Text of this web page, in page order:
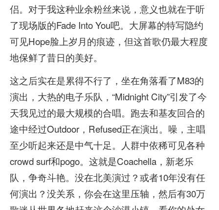
侣。对于我这种业余粉丝来说，意义也就在于听
了现场版的Fade Into You吧。大屏幕的特写隐约
可见Hope脸上岁月的痕迹，但这首歌仍最大程度
地保鲜了昔日的美好。
这之后实在是累得不行了，坐在角落看了M83的
演出，大热的电子乐队，“Midnight City”引发了今
天我见过的最大规模的合唱。跑去和基友回合的
途中经过Outdoor，Refused正在演出。噪，主唱
至少听起来还是中气十足。人群中依稀可见各种
crowd surf和pogo。这就是Coachella，新老乐
队，争奇斗艳。没在北美演过？或者10年没有任
何演出？没关系，你会在这里压轴，然后有30万